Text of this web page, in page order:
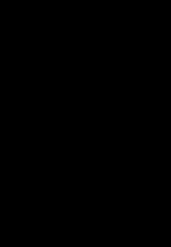
team for the help, and Alex